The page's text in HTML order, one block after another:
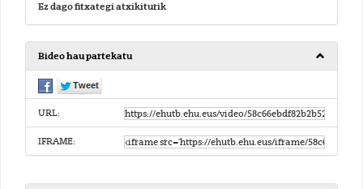
Ez dago fitxategi atxikiturik
Bideo hau partekatu
URL:
IFRAME: